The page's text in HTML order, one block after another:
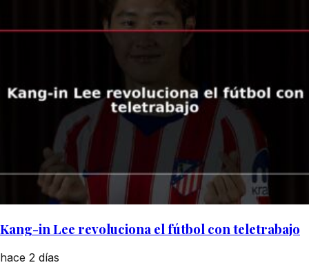
Kang-in Lee revoluciona el fútbol con teletrabajo
hace 2 días